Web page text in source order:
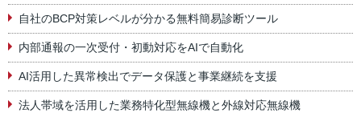
自社のBCP対策レベルが分かる無料簡易診断ツール
内部通報の一次受付・初動対応をAIで自動化
AI活用した異常検出でデータ保護と事業継続を支援
法人帯域を活用した業務特化型無線機と外線対応無線機